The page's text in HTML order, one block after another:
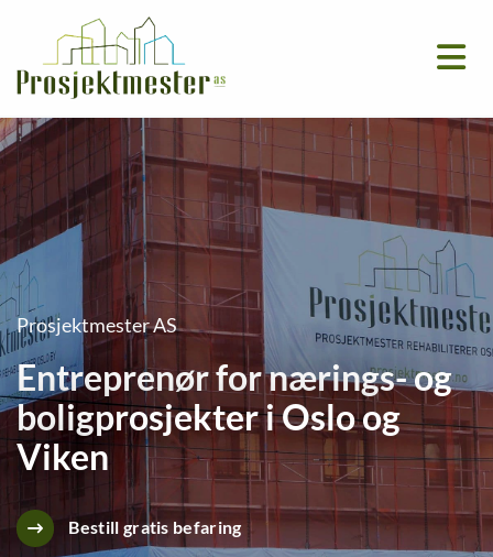
Prosjektmester AS
Entreprenør for nærings- og
boligprosjekter i Oslo og
Viken
Bestill gratis befaring